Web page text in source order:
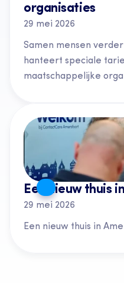
organisaties
29 mei 2026
Samen mensen
hanteert speciale
maatschappelijke
Een nieuw thuis
29 mei 2026
Een nieuw thuis in